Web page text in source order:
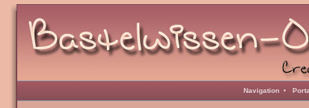
Navigation •